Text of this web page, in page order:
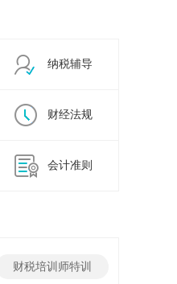
纳税辅导
财经法规
会计准则
财税培训师特训